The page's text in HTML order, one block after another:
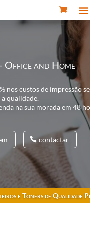
Office and Home
nos custos de impressão
a qualidade.
na sua morada em 48
contactar
e Toners de Qualidade